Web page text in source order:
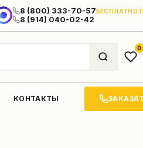
8 (800) 333-70-57БЕСПЛАТНО
8 (914) 040-02-42
0
КОНТАКТЫ